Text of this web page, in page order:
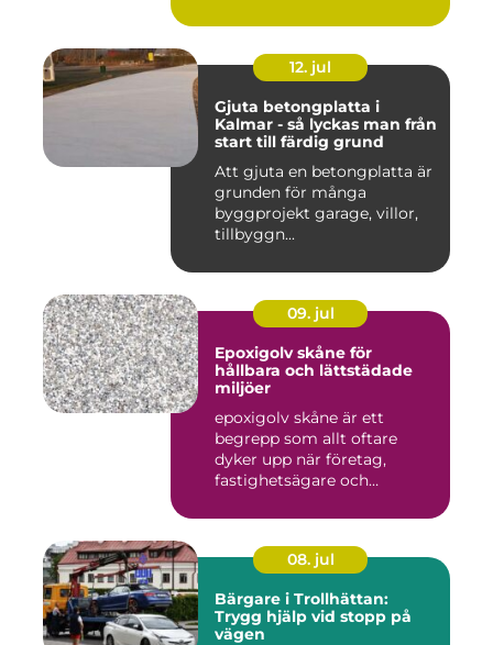
12. jul
Gjuta betongplatta i
Kalmar - så lyckas man från
start till färdig grund
Att gjuta en betongplatta är
grunden för många
byggprojekt garage, villor,
tillbyggn...
09. jul
Epoxigolv skåne för
hållbara och lättstädade
miljöer
epoxigolv skåne är ett
begrepp som allt oftare
dyker upp när företag,
fastighetsägare och
08. jul
Bärgare i Trollhättan:
Trygg hjälp vid stopp på
vägen